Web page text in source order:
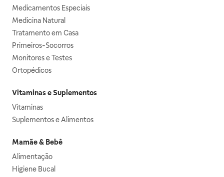
Medicamentos Especiais
Medicina Natural
Tratamento em Casa
Primeiros-Socorros
Monitores e Testes
Ortopédicos
Vitaminas e Suplementos
Vitaminas
Suplementos e Alimentos
Mamãe & Bebê
Alimentação
Higiene Bucal